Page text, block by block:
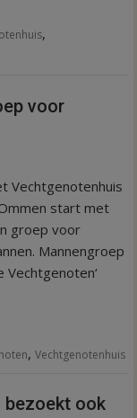
,
voor
Vechtgenotenhuis
start met
groep voor
Mannengroep
Vechtgenoten‘
,Vechtgenotenhuis
bezoekt ook